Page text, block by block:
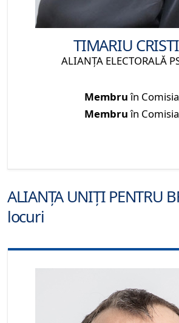
TIMARIU
ALIANŢA ELECTORALĂ
Membruîn Comisia
Membruîn Comisia
ALIANȚA UNIȚI PENTRU
locuri